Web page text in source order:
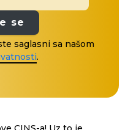
se
saglasni sa našom
.